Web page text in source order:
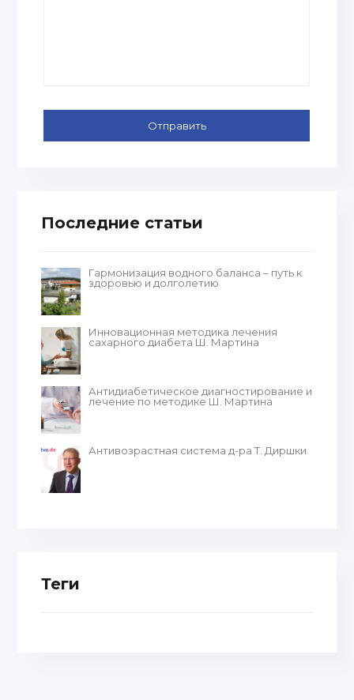
Последние статьи
Гармонизация водного баланса – путь к
здоровью и долголетию
Инновационная методика лечения
сахарного диабета Ш. Мартина
Антидиабетическое диагностирование и
лечение по методике Ш. Мартина
Антивозрастная система д-ра Т. Диршки
Теги